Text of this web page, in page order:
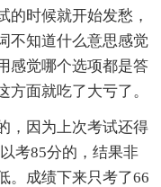
的时候就开始发愁，
不知道什么意思感觉
感觉哪个选项都是答
面就吃了大亏了。
，因为上次考试还得
考85分的，结果非
。成绩下来只考了66